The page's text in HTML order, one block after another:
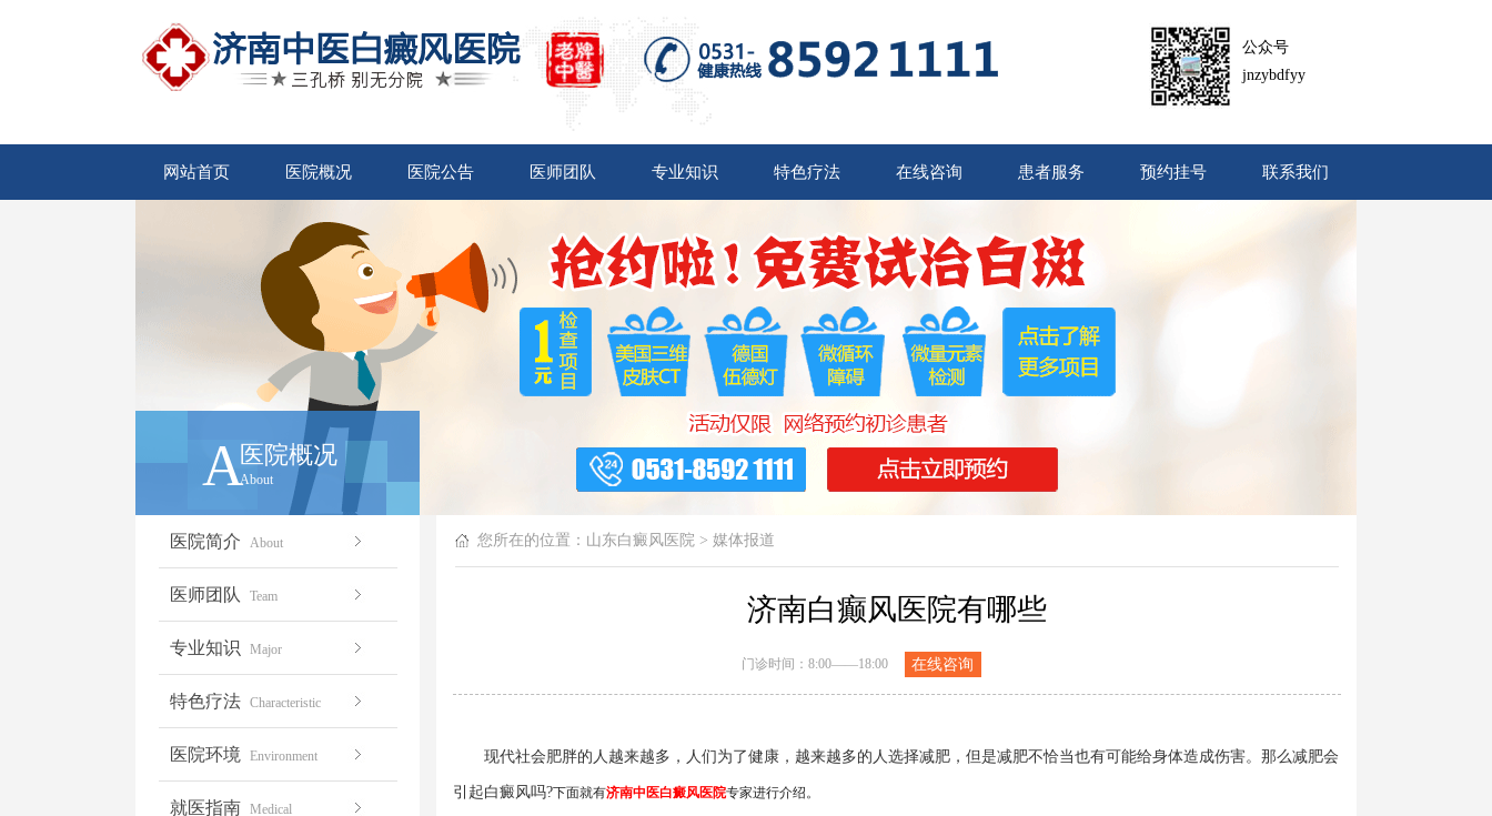
公众号
jnzybdfyy
网站首页 医院概况 医院公告 医师团队 专业知识 特色疗法 在线咨询 患者服务 预约挂号 联系我们
A医院概况
About
医院简介 About
医师团队 Team
专业知识 Major
特色疗法 Characteristic
医院环境 Environment
就医指南 Medical
您所在的位置： 山东白癜风医院> 媒体报道
济南白癫风医院有哪些
门诊时间：8:00——18:00 在线咨询
现代社会肥胖的人越来越多，人们为了健康，越来越多的人选择减肥，但是减肥不恰当也有可能给身体造成伤害。那么减肥会
引起白癜风吗?下面就有济南中医白癜风医院专家进行介绍。